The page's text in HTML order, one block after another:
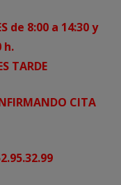
de 8:00 a 14:30 y
h.
TARDE
CITA